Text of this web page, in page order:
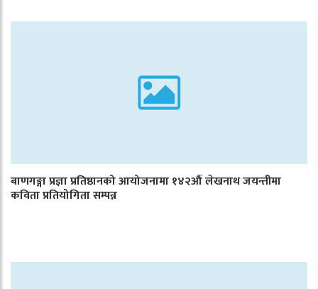
बाणगङ्गा प्रज्ञा प्रतिष्ठानको आयोजनामा १४२औँ लेखनाथ जयन्तीमा
कविता प्रतियोगिता सम्पन्न